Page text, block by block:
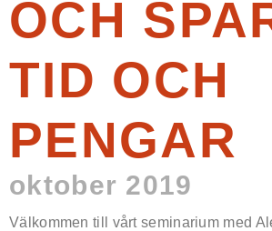
OCH
TID OCH
PENGAR
oktober 2019
Välkommen till vårt seminarium med